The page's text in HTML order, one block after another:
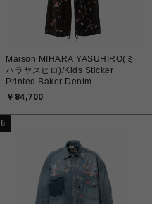
Maison MIHARA YASUHIRO(ミ
ハラヤスヒロ)/Kids Sticker
Printed Baker Denim
Pants/BLACK
￥84,700
6